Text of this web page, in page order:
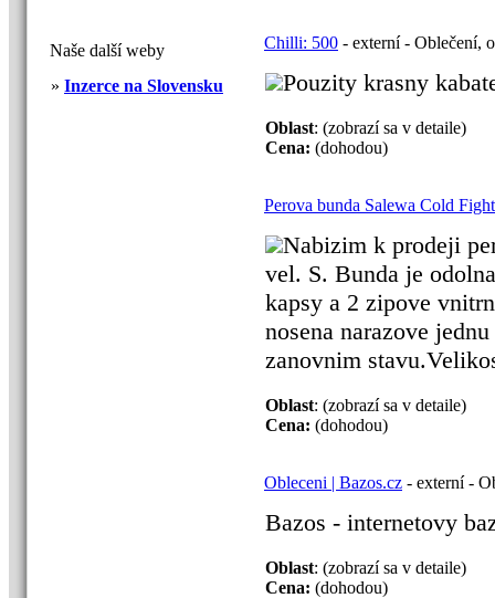
Naše další weby
» Inzerce na Slovensku
Chilli: 500 - externí - Oblečení,
Pouzity krasny
Oblast: (zobrazí sa v detaile)
Cena: (dohodou)
Perova bunda Salewa Cold
Nabizim k prodeji
vel. S. Bunda je
kapsy a 2 zipove
nosena narazove
zanovnim
Oblast: (zobrazí sa v detaile)
Cena: (dohodou)
Obleceni | Bazos.cz - externí -
Bazos - internetovy
Oblast: (zobrazí sa v detaile)
Cena: (dohodou)